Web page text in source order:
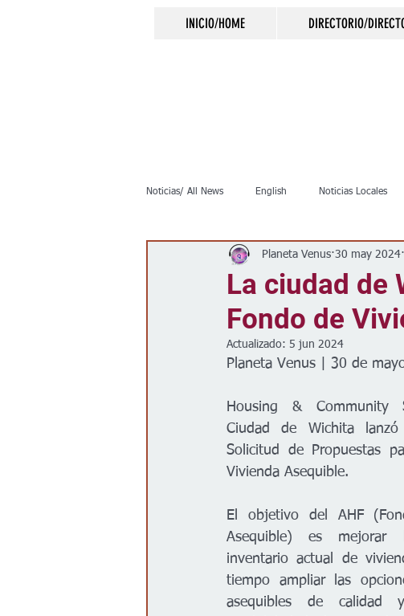
INICIO/HOME DIRECTORIO/
Noticias/ All News English Noticias Locales
Inmigración Crimen Negocios
Clima Vivienda
La ciudad de
Fondo de
Planeta Venus 30 may 2024
Actualizado: 5 jun 2024
Planeta Venus | 30 de
Housing & Community
Ciudad de Wichita
Solicitud de Propuestas
Vivienda Asequible.
El objetivo del AHF
Asequible) es mejorar
inventario actual de
tiempo ampliar las
asequibles de calidad